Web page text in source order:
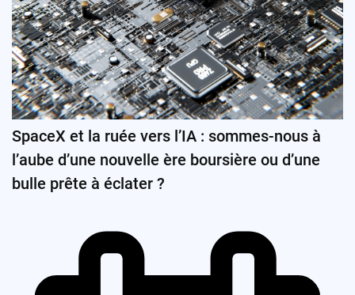
SpaceX et la ruée vers l’IA : sommes-nous à
l’aube d’une nouvelle ère boursière ou d’une
bulle prête à éclater ?